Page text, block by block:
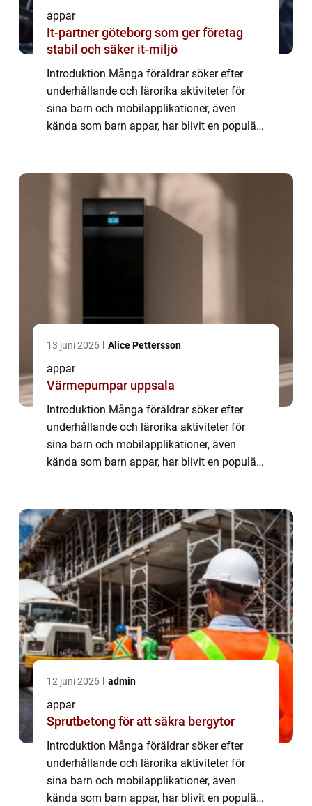
appar
It-partner göteborg som ger företag
stabil och säker it-miljö
Introduktion Många föräldrar söker efter
underhållande och lärorika aktiviteter för
sina barn och mobilapplikationer, även
kända som barn appar, har blivit en populär
13 juni 2026 Alice Pettersson
appar
Värmepumpar uppsala
Introduktion Många föräldrar söker efter
underhållande och lärorika aktiviteter för
sina barn och mobilapplikationer, även
kända som barn appar, har blivit en populär
12 juni 2026 admin
appar
Sprutbetong för att säkra bergytor
Introduktion Många föräldrar söker efter
underhållande och lärorika aktiviteter för
sina barn och mobilapplikationer, även
kända som barn appar, har blivit en populär